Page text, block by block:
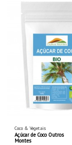
Coco & Vegetais
Açúcar de Coco Outros
Montes